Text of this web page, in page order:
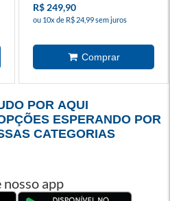
R$ 249,90
ou 10x de R$ 24,99 sem juros
POR AQUI
ESPERANDO POR
CATEGORIAS
nosso app